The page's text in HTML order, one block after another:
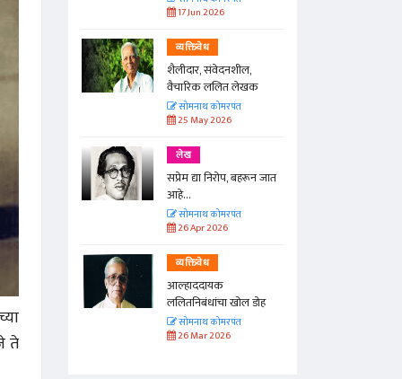
ते
17 Jun 2026
व्यक्तिवेध
शैलीदार, संवेदनशील,
वैचारिक ललित लेखक
सोमनाथ कोमरपंत
25 May 2026
लेख
सप्रेम द्या निरोप, बहरून जात
आहे...
सोमनाथ कोमरपंत
26 Apr 2026
व्यक्तिवेध
आल्हाददायक
ललितनिबंधांचा खोल डोह
सोमनाथ कोमरपंत
26 Mar 2026